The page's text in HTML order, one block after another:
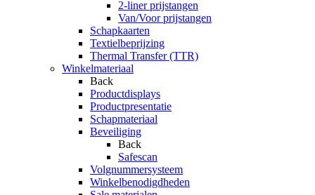
2-liner prijstangen
Van/Voor prijstangen
Schapkaarten
Textielbeprijzing
Thermal Transfer (TTR)
Winkelmateriaal
Back
Productdisplays
Productpresentatie
Schapmateriaal
Beveiliging
Back
Safescan
Volgnummersysteem
Winkelbenodigdheden